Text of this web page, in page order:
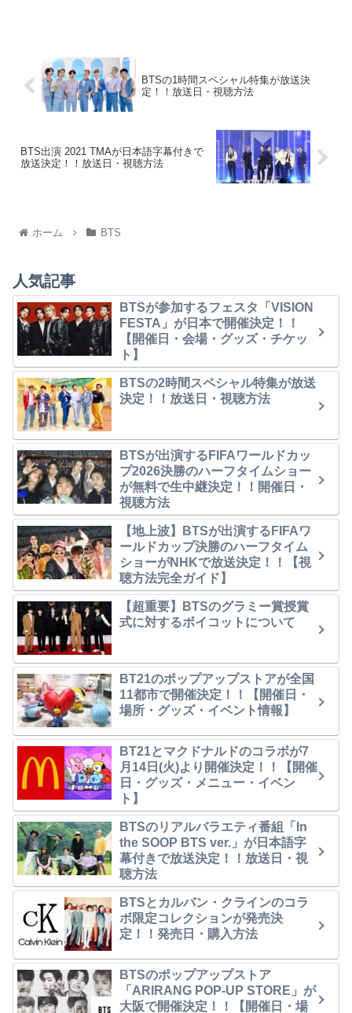
BTSの1時間スペシャル特集が放送決
定！！放送日・視聴方法
BTS出演 2021 TMAが日本語字幕付きで
放送決定！！放送日・視聴方法
ホーム BTS
人気記事
BTSが参加するフェスタ「VISION
FESTA」が日本で開催決定！！
【開催日・会場・グッズ・チケッ
ト】
BTSの2時間スペシャル特集が放送
決定！！放送日・視聴方法
BTSが出演するFIFAワールドカッ
プ2026決勝のハーフタイムショー
が無料で生中継決定！！開催日・
視聴方法
【地上波】BTSが出演するFIFAワ
ールドカップ決勝のハーフタイム
ショーがNHKで放送決定！！【視
聴方法完全ガイド】
【超重要】BTSのグラミー賞授賞
式に対するボイコットについて
BT21のポップアップストアが全国
11都市で開催決定！！【開催日・
場所・グッズ・イベント情報】
BT21とマクドナルドのコラボが7
月14日(火)より開催決定！！【開催
日・グッズ・メニュー・イベン
ト】
BTSのリアルバラエティ番組「In
the SOOP BTS ver.」が日本語字
幕付きで放送決定！！放送日・視
聴方法
BTSとカルバン・クラインのコラ
ボ限定コレクションが発売決
定！！発売日・購入方法
BTSのポップアップストア
「ARIRANG POP-UP STORE」が
大阪で開催決定！！【開催日・場